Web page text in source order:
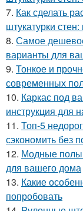
7. Как сделать
штукатурки
8. Самое
варианты для
9. Тонкое и
современных
10. Каркас под
инструкция для
11. Топ-5
сэкономить без
12. Модные полы
для вашего дома
13. Какие
попробовать